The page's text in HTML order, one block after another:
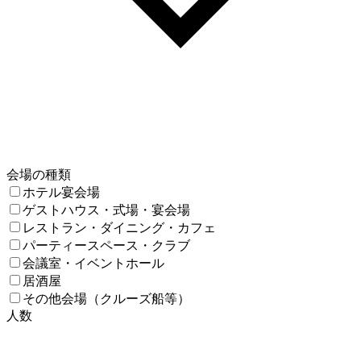
会場の種類
ホテル宴会場
ゲストハウス・式場・宴会場
レストラン・ダイニング・カフェ
パーティースペース・クラブ
会議室・イベントホール
居酒屋
その他会場（クルーズ船等）
人数